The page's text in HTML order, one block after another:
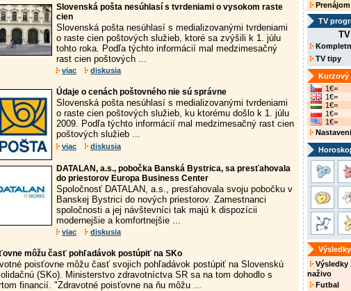
Slovenská pošta nesúhlasí s tvrdeniami o vysokom raste
cien
Slovenská pošta nesúhlasí s medializovanými tvrdeniami
o raste cien poštových služieb, ktoré sa zvýšili k 1. júlu
tohto roka. Podľa týchto informácií mal medzimesačný
rast cien poštových ...
viac diskusia
Údaje o cenách poštovného nie sú správne
Slovenská pošta nesúhlasí s medializovanými tvrdeniami
o raste cien poštových služieb, ku ktorému došlo k 1. júlu
2009. Podľa týchto informácií mal medzimesačný rast cien
poštových služieb ...
viac diskusia
DATALAN, a.s., pobočka Banská Bystrica, sa presťahovala
do priestorov Europa Business Center
Spoločnosť DATALAN, a.s., presťahovala svoju pobočku v
Banskej Bystrici do nových priestorov. Zamestnanci
spoločnosti a jej návštevníci tak majú k dispozícii
modernejšie a komfortnejšie ...
viac diskusia
môžu časť pohľadávok postúpiť na SKo
poisťovne môžu časť svojich pohľadávok postúpiť na Slovenskú
(SKo). Ministerstvo zdravotníctva SR sa na tom dohodlo s
financií. "Zdravotné poisťovne na ňu môžu ...
TV
TV tipy
Kurzový
1€=
1€=
1€=
1€=
1€=
naživo
Futbal